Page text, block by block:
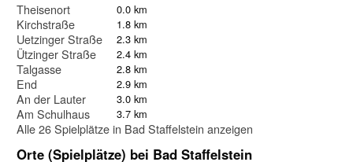
Theisenort 0.0 km
Kirchstraße 1.8 km
Uetzinger Straße 2.3 km
Ützinger Straße 2.4 km
Talgasse 2.8 km
End 2.9 km
An der Lauter 3.0 km
Am Schulhaus 3.7 km
Alle 26 Spielplätze in Bad Staffelstein anzeigen
Orte (Spielplätze) bei Bad Staffelstein